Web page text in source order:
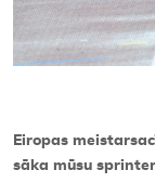
Eiropas
sāka mūsu